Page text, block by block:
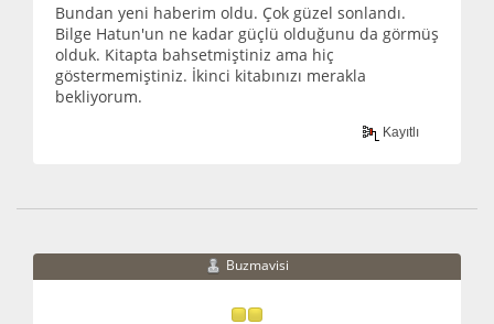
Bundan yeni haberim oldu. Çok güzel sonlandı.
Bilge Hatun'un ne kadar güçlü olduğunu da görmüş
olduk. Kitapta bahsetmiştiniz ama hiç
göstermemiştiniz. İkinci kitabınızı merakla
bekliyorum.
Kayıtlı
Buzmavisi